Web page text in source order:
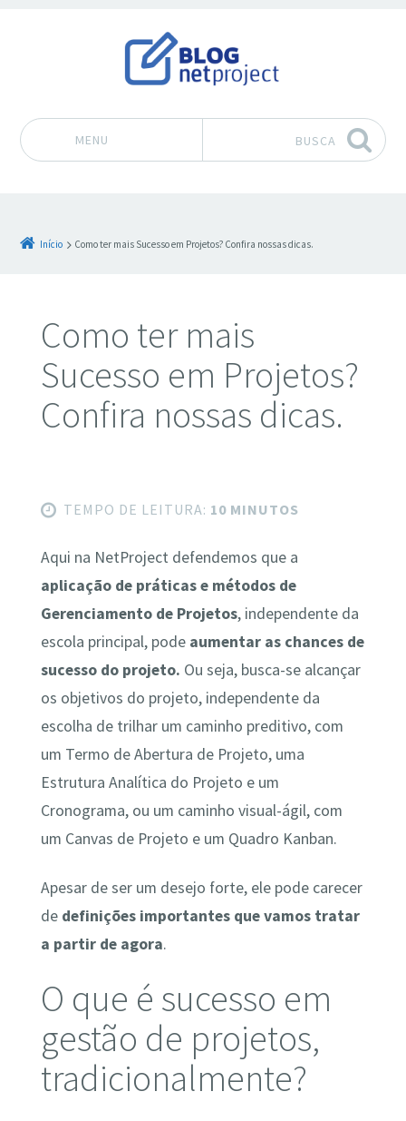
MENU BUSCA
Início Como ter mais Sucesso em Projetos? Confira nossas dicas.
Como ter mais
Sucesso em Projetos?
Confira nossas dicas.
TEMPO DE LEITURA: 10 MINUTOS
Aqui na NetProject defendemos que a
aplicação de práticas e métodos de
Gerenciamento de Projetos, independente da
escola principal, pode aumentar as chances de
sucesso do projeto. Ou seja, busca-se alcançar
os objetivos do projeto, independente da
escolha de trilhar um caminho preditivo, com
um Termo de Abertura de Projeto, uma
Estrutura Analítica do Projeto e um
Cronograma, ou um caminho visual-ágil, com
um Canvas de Projeto e um Quadro Kanban.
Apesar de ser um desejo forte, ele pode carecer
de definições importantes que vamos tratar
a partir de agora.
O que é sucesso em
gestão de projetos,
tradicionalmente?